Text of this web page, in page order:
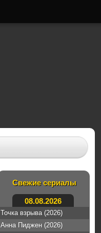
Свежие сериалы
08.08.2026
Точка взрыва (2026)
Анна Пиджен (2026)